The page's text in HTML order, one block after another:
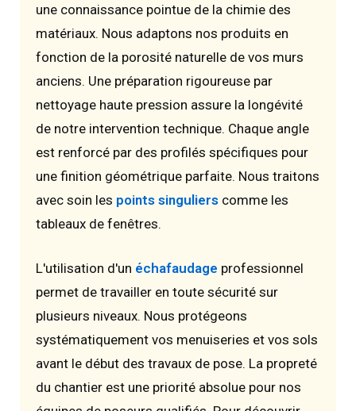
une connaissance pointue de la chimie des
matériaux. Nous adaptons nos produits en
fonction de la porosité naturelle de vos murs
anciens. Une préparation rigoureuse par
nettoyage haute pression assure la longévité
de notre intervention technique. Chaque angle
est renforcé par des profilés spécifiques pour
une finition géométrique parfaite. Nous traitons
avec soin les points singuliers comme les
tableaux de fenêtres.
L'utilisation d'un échafaudage professionnel
permet de travailler en toute sécurité sur
plusieurs niveaux. Nous protégeons
systématiquement vos menuiseries et vos sols
avant le début des travaux de pose. La propreté
du chantier est une priorité absolue pour nos